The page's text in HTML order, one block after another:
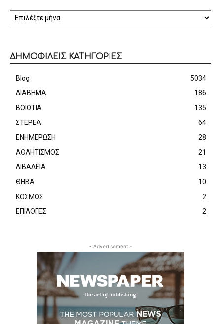
ΔΗΜΟΦΙΛΕΙΣ ΚΑΤΗΓΟΡΙΕΣ
Blog
5034
ΔΙΑΒΗΜΑ
186
ΒΟΙΩΤΙΑ
135
ΣΤΕΡΕΑ
64
ΕΝΗΜΕΡΩΣΗ
28
ΑΘΛΗΤΙΣΜΟΣ
21
ΛΙΒΑΔΕΙΑ
13
ΘΗΒΑ
10
ΚΟΣΜΟΣ
2
ΕΠΙΛΟΓΕΣ
2
- Advertisement -